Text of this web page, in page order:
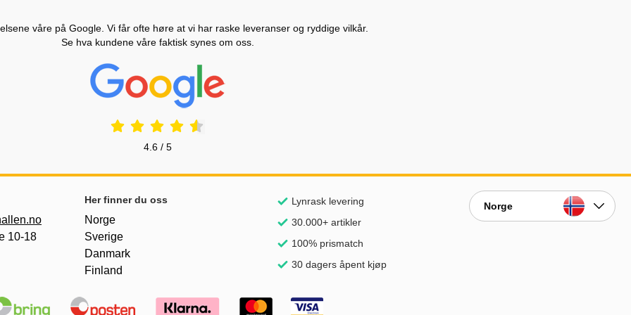
våre på Google. Vi får ofte høre at vi har raske leveranser og ryddige vilkår.
Se hva kundene våre faktisk synes om oss.
Prisjakt Vurdering: 4.6 Stjerne
4.6 / 5
10-18
Her finner du oss
Norge
Sverige
Danmark
Finland
Lynrask levering
30.000+ artikler
100% prismatch
30 dagers åpent kjøp
Norge